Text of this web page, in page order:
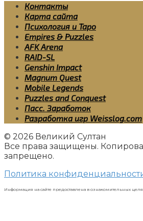
Контакты
Карта сайта
Психология и Таро
Empires & Puzzles
AFK Arena
RAID-SL
Genshin Impact
Magnum Quest
Mobile Legends
Puzzles and Conquest
Пасс. Заработок
Разработка игр Weisslog.com
© 2026 Великий Султан
Все права защищены.
запрещено.
Политика
Информация на сайте предоставлена в ознакомительных